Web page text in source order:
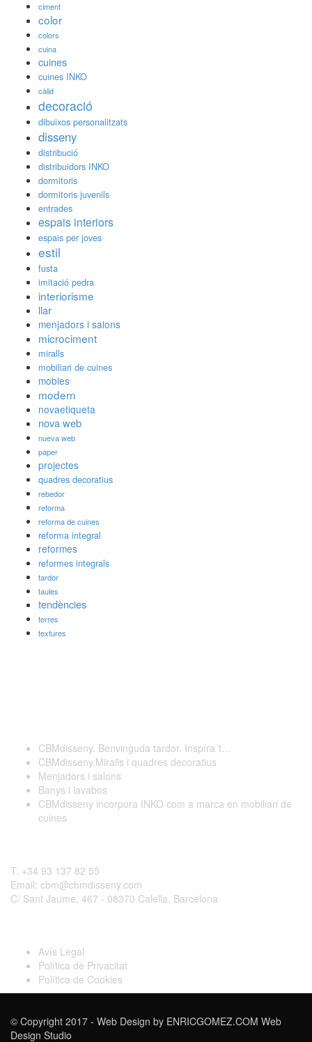
ciment
color
colors
cuina
cuines
cuines INKO
càlid
decoració
dibuixos personalitzats
disseny
distribució
distribuidors INKO
dormitoris
dormitoris juvenils
entrades
espais interiors
espais per joves
estil
fusta
imitació pedra
interiorisme
llar
menjadors i salons
microciment
miralls
mobiliari de cuines
mobles
modern
novaetiqueta
nova web
nueva web
paper
projectes
quadres decoratius
rebedor
reforma
reforma de cuines
reforma integral
reformes
reformes integrals
tardor
taules
tendències
terres
textures
CBMdisseny. Benvinguda tardor. Inspíra´t…
CBMdisseny.Miralls i quadres decoratius
Menjadors i salons
Banys i lavabos
CBMdisseny incorpora INKO com a marca en mobiliari de
cuines
T. +34 93 137 82 55
Email: cbm@cbmdisseny.com
C/ Sant Jaume, 467 - 08370 Calella, Barcelona
Avís Legal
Política de Privacitat
Política de Cookies
© Copyright 2017 - Web Design by ENRICGOMEZ.COM Web
Design Studio